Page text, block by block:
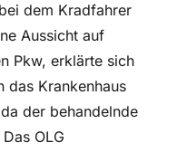
dem Kradfahrer
Aussicht auf
Pkw, erklärte sich
das Krankenhaus
der behandelnde
OLG